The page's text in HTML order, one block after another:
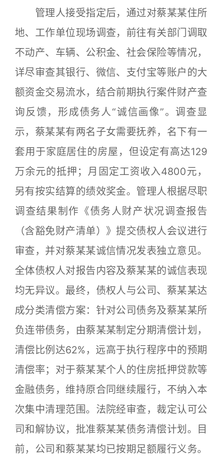
管理人接受指定后，通过对蔡某某住所
地、工作单位现场调查，前往有关部门调取
不动产、车辆、公积金、社会保险等情况，
详尽审查其银行、微信、支付宝等账户的大
额资金交易流水，结合前期执行案件财产查
询反馈，形成债务人“诚信画像”。调查显
示，蔡某某有两名子女需要抚养，名下有一
套用于家庭居住的房屋，但设定有高达129
万余元的抵押；月固定工资收入4800元，
另有按实结算的绩效奖金。管理人根据尽职
调查结果制作《债务人财产状况调查报告
（含豁免财产清单）》提交债权人会议进行
审查，并对蔡某某诚信情况发表独立意见。
全体债权人对报告内容及蔡某某的诚信表现
均无异议。最终，债权人与公司、蔡某某达
成分类清偿方案：针对公司债务及蔡某某所
负连带债务，由蔡某某制定分期清偿计划，
清偿比例达62%，远高于执行程序中的预期
清偿率；对于蔡某某个人的住房抵押贷款等
金融债务，维持原合同继续履行，不纳入本
次集中清理范围。法院经审查，裁定认可公
司和解协议，批准蔡某某债务清偿计划。目
前，公司和蔡某某均已按期足额履行义务。